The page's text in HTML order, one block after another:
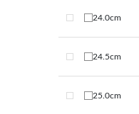
24.0cm
24.5cm
25.0cm